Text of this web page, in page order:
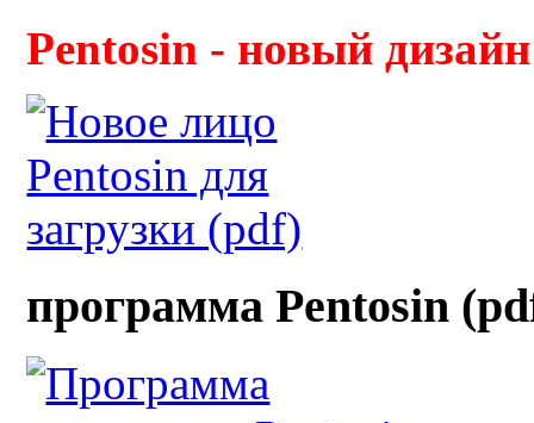
Pentosin - новый дизайн
программа Pentosin